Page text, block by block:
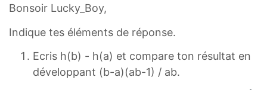
Bonsoir Lucky_Boy,
Indique tes éléments de réponse.
Ecris h(b) - h(a) et compare ton résultat en
développant (b-a)(ab-1) / ab.